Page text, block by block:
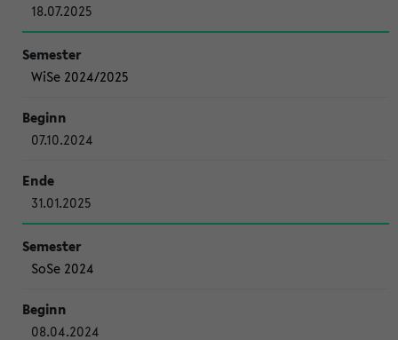
18.07.2025
WiSe 2024/2025
07.10.2024
31.01.2025
SoSe 2024
08.04.2024